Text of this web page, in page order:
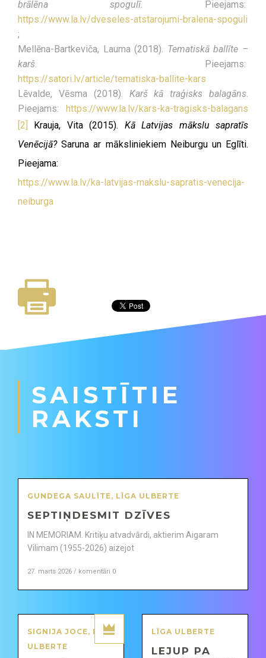
brālēna spogulī.
Pieejams:
https://www.la.lv/dveseles-atstarojumi-bralena-spoguli
;
Mellēna-Bartkeviča, Lauma (2018). Tematiskā ballīte –
karš. Pieejams:
https://satori.lv/article/tematiska-ballite-kars
Lēvalde, Vēsma (2018). Karš kā traģisks balagāns.
Pieejams:
https://www.la.lv/kars-ka-tragisks-balagans
[2]
Krauja, Vita (2015). Kā Latvijas mākslu sapratīs
Venēcijā?Saruna ar māksliniekiem Neiburgu un Eglīti.
Pieejama:
https://www.la.lv/ka-latvijas-makslu-sapratis-venecija-
neiburga
SAISTĪTIE
RAKSTI
GUNDEGA SAULĪTE, LĪGA ULBERTE
SEPTIŅDESMIT DZĪVES
IN MEMORIAM. Kritiķu atvadvārdi, aktierim Aigaram
Vilimam (1955-2026) aizejot
27. marts 2026 / komentāri 0
SIGNIJA JOCE, LĪGA
ULBERTE
LĪGA ULBERTE
LEJUP PA